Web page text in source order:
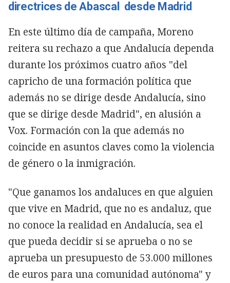
directrices de Abascal desde Madrid
En este último día de campaña, Moreno
reitera su rechazo a que Andalucía dependa
durante los próximos cuatro años "del
capricho de una formación política que
además no se dirige desde Andalucía, sino
que se dirige desde Madrid", en alusión a
Vox. Formación con la que además no
coincide en asuntos claves como la violencia
de género o la inmigración.
"Que ganamos los andaluces en que alguien
que vive en Madrid, que no es andaluz, que
no conoce la realidad en Andalucía, sea el
que pueda decidir si se aprueba o no se
aprueba un presupuesto de 53.000 millones
de euros para una comunidad autónoma" y